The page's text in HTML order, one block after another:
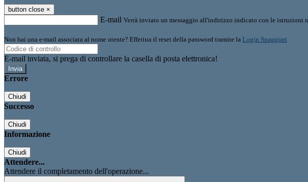
button close ×
E-mail Verrà inviato un messaggio all'indirizzo indicato con le istruzioni
Non hai una e-mail associata al nome utente? Effettua il reset della password tramite la Login Spaggiari
E-mail inviata, si prega di controllare la casella di posta elettronica!
Errore
Chiudi
Successo
Chiudi
Informazione
Chiudi
Attendere...
Attendere il completamento dell'operazione...